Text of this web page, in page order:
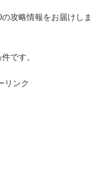
攻略情報をお届けしま
です。
リンク